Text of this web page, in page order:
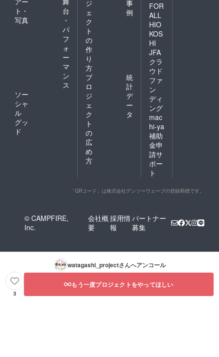
ト・
写真
台
・
パ
フ
ォ
ー
マ
ン
ス
ソー
シャ
ル
グッ
ド
ジ
ェ
ク
ト
の
作
り
方
事
例
プ
ロ
ジ
ェ
ク
ト
の
広
め
方
統
計
デ
ー
タ
FOR
ALL
HIO
KOS
HI
JFA
クラ
ウド
ファ
ン
ディ
ング
mac
hi-ya
補助
金申
請サ
ポー
ト
「QRコード」は株式会社デンソーウェーブの登録商標です。
© CAMPFIRE,
Inc.
会社概
要
採用情
報
パートナー
募集
watagashi_projectさんへアンコール
3
もう一度プロジェクトをやってほしい